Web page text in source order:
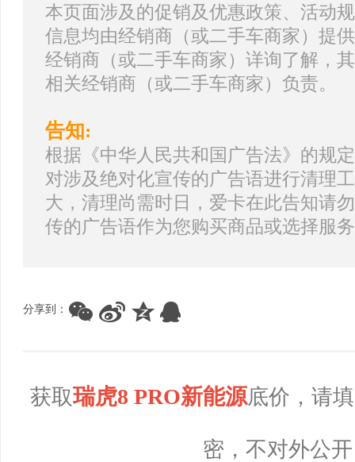
本页面涉及的促销及优惠政策、活动
信息均由经销商（或二手车商家）提
经销商（或二手车商家）详询了解，
相关经销商（或二手车商家）负责。
告知:
根据《中华人民共和国广告法》的规
对涉及绝对化宣传的广告语进行清理
大，清理尚需时日，爱卡在此告知请
传的广告语作为您购买商品或选择服
分享到：
获取瑞虎8 PRO新能源底价，请
密，不对外公